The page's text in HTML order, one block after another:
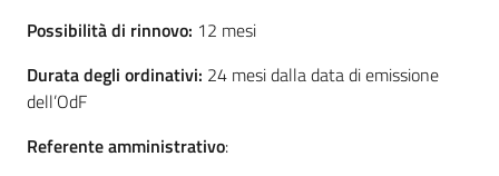
Possibilità di rinnovo: 12 mesi
Durata degli ordinativi: 24 mesi dalla data di emissione
dell’OdF
Referente amministrativo: